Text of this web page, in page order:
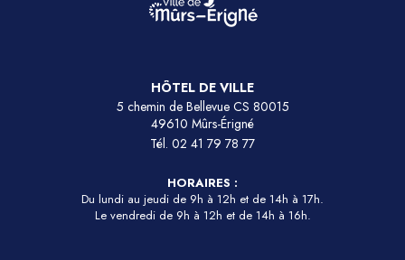
HÔTEL DE VILLE
5 chemin de Bellevue CS 80015
49610 Mûrs-Érigné
Tél. 02 41 79 78 77
HORAIRES :
Du lundi au jeudi de 9h à 12h et de 14h à 17h.
Le vendredi de 9h à 12h et de 14h à 16h.